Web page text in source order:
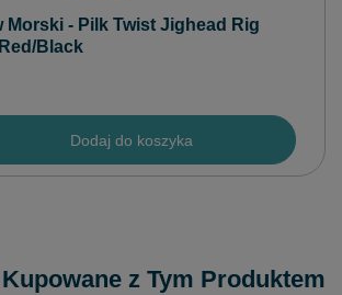
Morski - Pilk Twist Jighead Rig
Black
Dodaj do koszyka
z Tym Produktem